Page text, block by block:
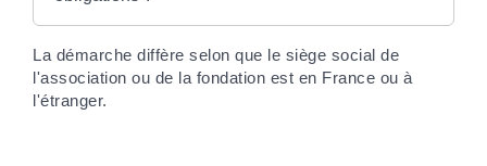
La démarche diffère selon que le siège social de
l'association ou de la fondation est en France ou à
l'étranger.